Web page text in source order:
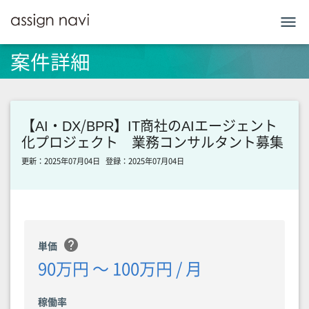
menu
案件詳細
【AI・DX/BPR】IT商社のAIエージェント
化プロジェクト 業務コンサルタント募集
更新：2025年07月04日 登録：2025年07月04日
単価 help
90万円 〜 100万円 / 月
稼働率